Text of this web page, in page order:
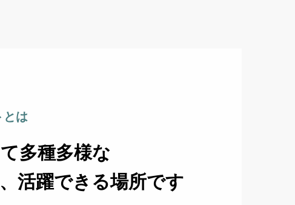
とは
多種多様な
活躍できる場所です